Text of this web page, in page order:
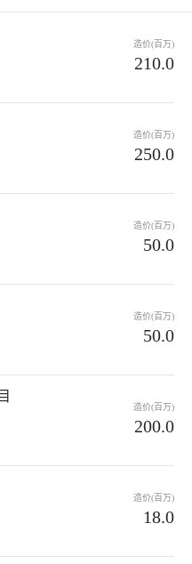
造价(百万)
210.0
造价(百万)
250.0
造价(百万)
50.0
造价(百万)
50.0
造价(百万)
200.0
造价(百万)
18.0